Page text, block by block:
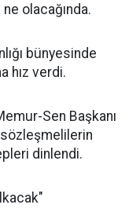
olacağında.
bünyesinde
hız verdi.
Sen Başkanı
sözleşmelilerin
dinlendi.